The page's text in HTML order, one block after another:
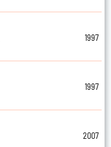
1997
1997
2007